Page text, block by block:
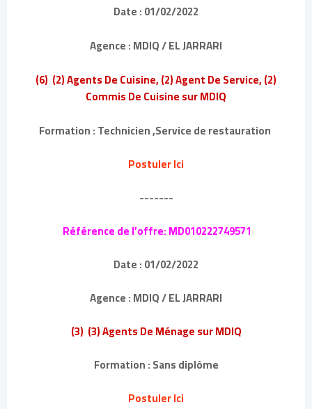
Date : 01/02/2022
Agence : MDIQ / EL JARRARI
(6) (2) Agents De Cuisine, (2) Agent De Service, (2)
Commis De Cuisine sur MDIQ
Formation : Technicien ,Service de restauration
Postuler Ici
-------
Référence de l’offre: MD010222749571
Date : 01/02/2022
Agence : MDIQ / EL JARRARI
(3) (3) Agents De Ménage sur MDIQ
Formation : Sans diplôme
Postuler Ici